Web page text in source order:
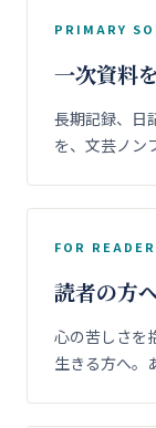
PRIMARY
一次資料
長期記録、日
を、文芸ノン
FOR
読者の方
心の苦しさを
生きる方へ。